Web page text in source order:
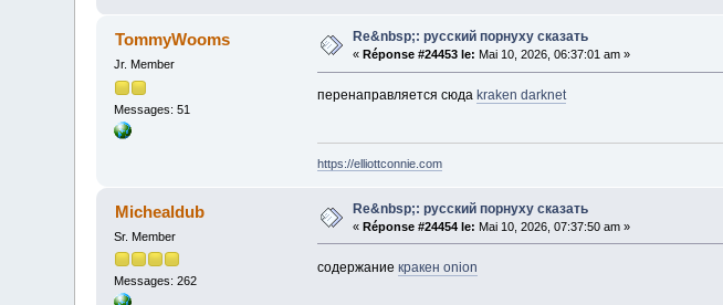
TommyWooms
Jr. Member
Messages: 51
Re&nbsp;: русский порнуху сказать
« Réponse #24453 le: Mai 10, 2026, 06:37:01 am »
перенаправляется сюда kraken darknet
https://elliottconnie.com
Michealdub
Sr. Member
Messages: 262
Re&nbsp;: русский порнуху сказать
«Réponse #24454 le: Mai 10, 2026, 07:37:50 am »
содержание кракен onion